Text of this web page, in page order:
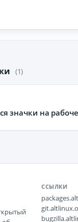
(1)
значки на
ССЫЛКИ